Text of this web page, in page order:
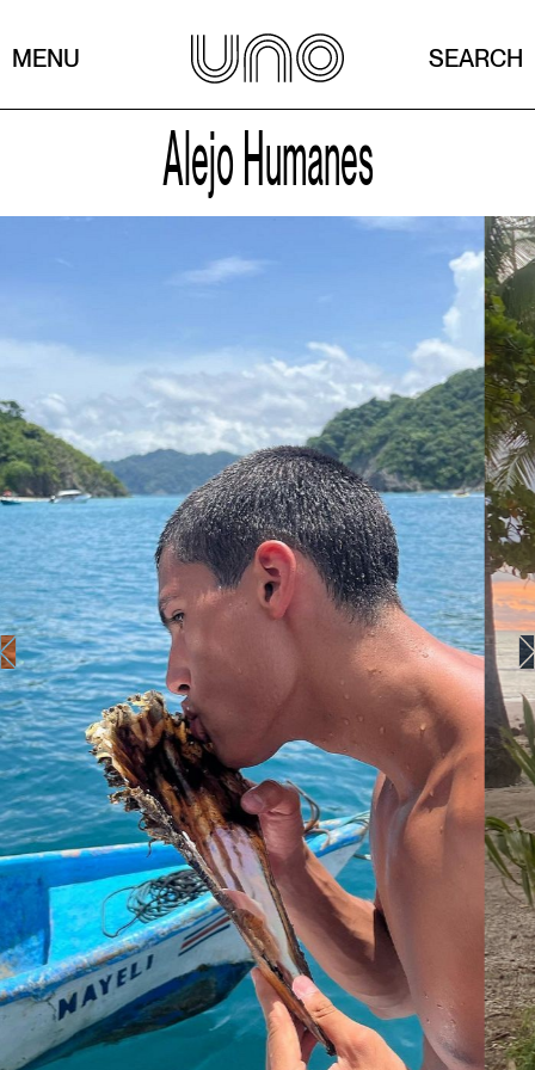
MENU SEARCH
Alejo Humanes